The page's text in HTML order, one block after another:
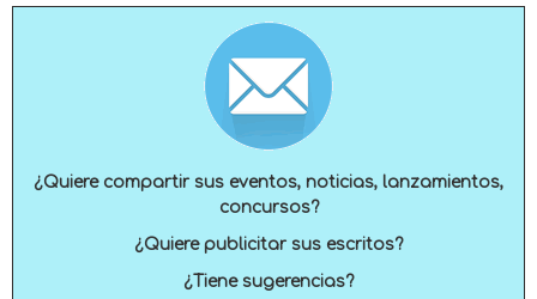
¿Quiere compartir sus eventos, noticias, lanzamientos,
concursos?
¿Quiere publicitar sus escritos?
¿Tiene sugerencias?